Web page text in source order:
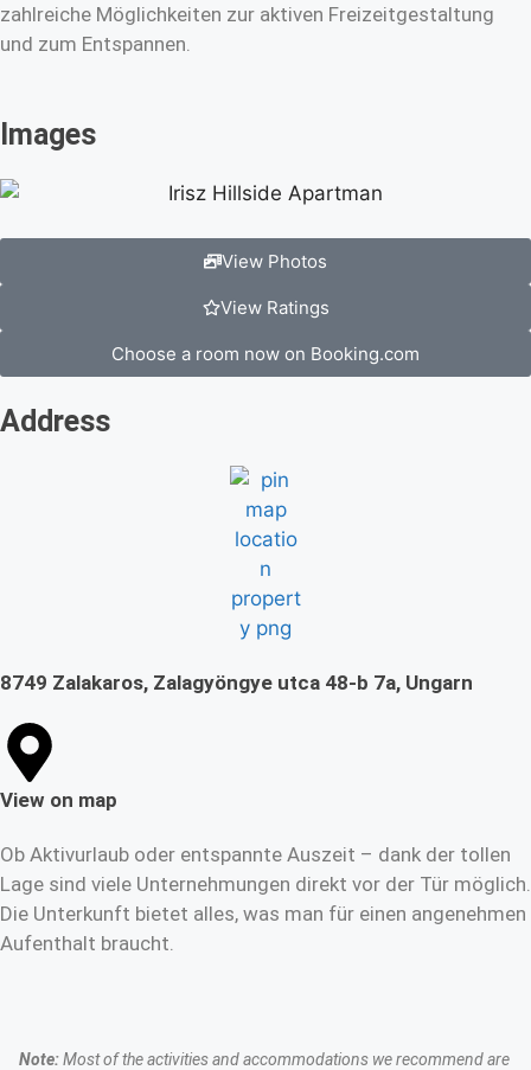
zahlreiche Möglichkeiten zur aktiven Freizeitgestaltung
und zum Entspannen.
Images
View Photos
View Ratings
Choose a room now on Booking.com
Address
8749 Zalakaros, Zalagyöngye utca 48-b 7a, Ungarn
View on map
Ob Aktivurlaub oder entspannte Auszeit – dank der tollen
Lage sind viele Unternehmungen direkt vor der Tür möglich.
Die Unterkunft bietet alles, was man für einen angenehmen
Aufenthalt braucht.
Note:Most of the activities and accommodations we recommend are